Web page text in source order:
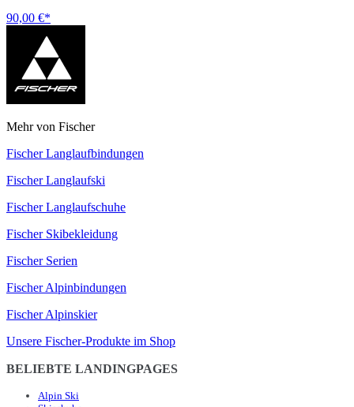
90,00 €*
Mehr von Fischer
Fischer Langlaufbindungen
Fischer Langlaufski
Fischer Langlaufschuhe
Fischer Skibekleidung
Fischer Serien
Fischer Alpinbindungen
Fischer Alpinskier
Unsere Fischer-Produkte im Shop
BELIEBTE LANDINGPAGES
Alpin Ski